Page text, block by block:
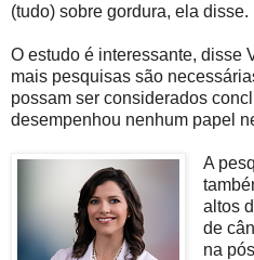
(tudo) sobre gordura, ela disse.
O estudo é interessante, disse
mais pesquisas são
possam ser considerados
desempenhou nenhum papel
A
altos
de
na